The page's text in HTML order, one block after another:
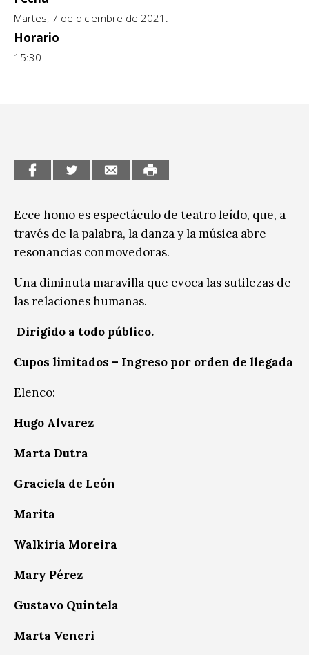
CCE en el interior/libros
Exposiciones
Formación
Medio Ambiente
Música
Sin categoría
Martes, 7 de diciembre de 2021.
Horario
15:30
Ecce homo es espectáculo de teatro leído, que, a
través de la palabra, la danza y la música abre
resonancias conmovedoras.
Una diminuta maravilla que evoca las sutilezas de
las relaciones humanas.
Dirigido a todo público.
Cupos limitados – Ingreso por orden de llegada
Elenco:
Hugo Alvarez
Marta Dutra
Graciela de León
Marita
Walkiria Moreira
Mary Pérez
Gustavo Quintela
Marta Veneri